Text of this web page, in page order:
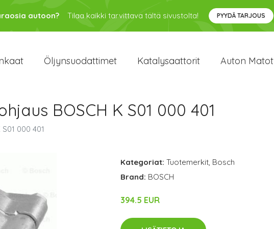
autoon? Tilaa kaikki tarvittava tältä sivustolta! PYYDÄ TARJOUS
Öljynsuodattimet Katalysaattorit Auton Matot
BOSCH K S01 000 401
000 401
Kategoriat: Tuotemerkit, Bosch
Brand: BOSCH
394.5 EUR